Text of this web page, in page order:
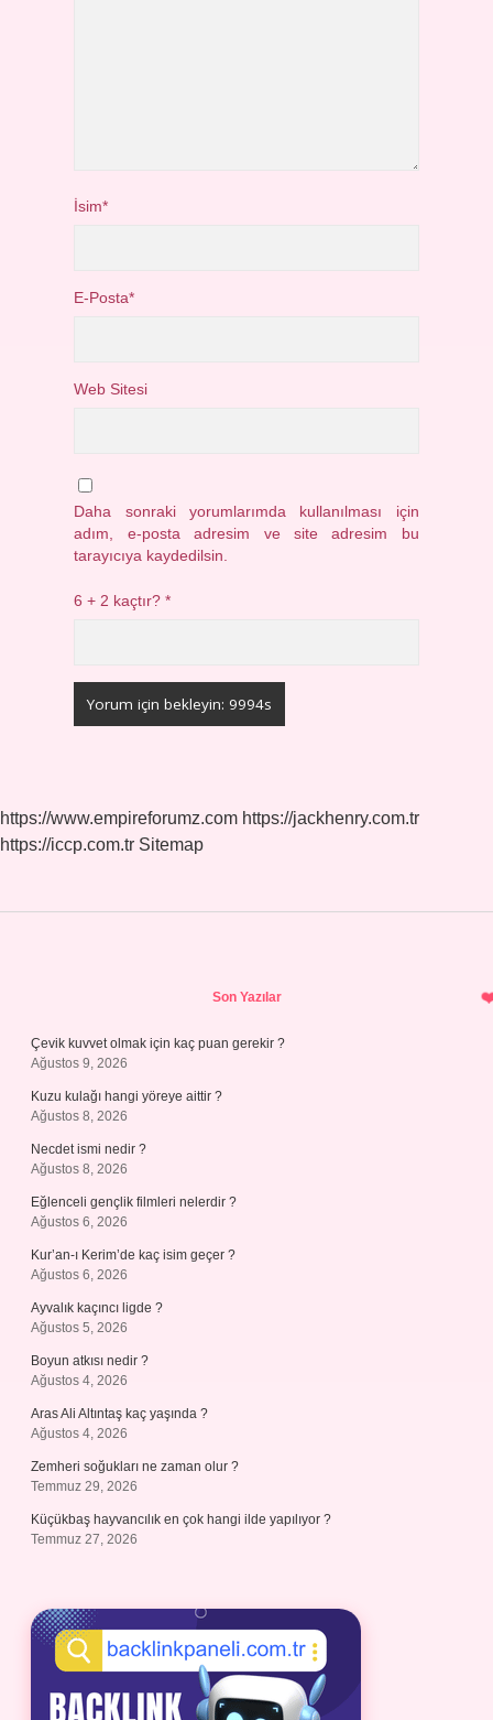
İsim*
E-Posta*
Web Sitesi
Daha sonraki yorumlarımda kullanılması için
adım, e-posta adresim ve site adresim bu
tarayıcıya kaydedilsin.
6 + 2 kaçtır?*
https://www.empireforumz.com https://jackhenry.com.tr
https://iccp.com.tr Sitemap
Son Yazılar
Çevik kuvvet olmak için kaç puan gerekir ?
Ağustos 9, 2026
Kuzu kulağı hangi yöreye aittir ?
Ağustos 8, 2026
Necdet ismi nedir ?
Ağustos 8, 2026
Eğlenceli gençlik filmleri nelerdir ?
Ağustos 6, 2026
Kur’an-ı Kerim’de kaç isim geçer ?
Ağustos 6, 2026
Ayvalık kaçıncı ligde ?
Ağustos 5, 2026
Boyun atkısı nedir ?
Ağustos 4, 2026
Aras Ali Altıntaş kaç yaşında ?
Ağustos 4, 2026
Zemheri soğukları ne zaman olur ?
Temmuz 29, 2026
Küçükbaş hayvancılık en çok hangi ilde yapılıyor ?
Temmuz 27, 2026